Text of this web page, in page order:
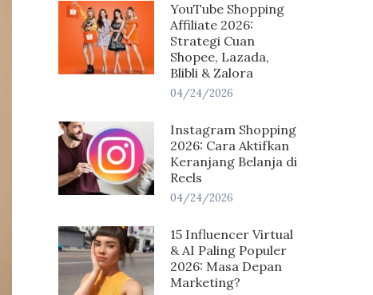
YouTube Shopping
Affiliate 2026:
Strategi Cuan
Shopee, Lazada,
Blibli & Zalora
04/24/2026
Instagram Shopping
2026: Cara Aktifkan
Keranjang Belanja di
Reels
04/24/2026
15 Influencer Virtual
& AI Paling Populer
2026: Masa Depan
Marketing?